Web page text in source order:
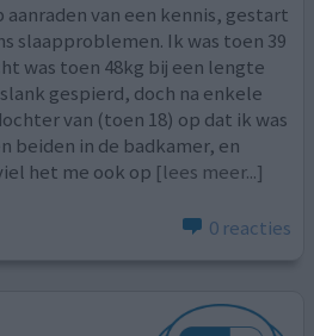
aanraden van een kennis, gestart
slaapproblemen. Ik was toen 39
was toen 48kg bij een lengte
gespierd, doch na enkele
van (toen 18) op dat ik was
beiden in de badkamer, en
het me ook op [lees meer...]
0 reacties